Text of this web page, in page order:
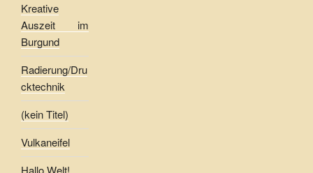
Kreative
Auszeit im
Burgund
Radierung/Dru
cktechnik
(kein Titel)
Vulkaneifel
Hallo Welt!